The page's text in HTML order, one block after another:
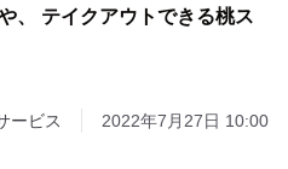
、 テイクアウトできる桃ス
ービス 2022年7月27日 10:00